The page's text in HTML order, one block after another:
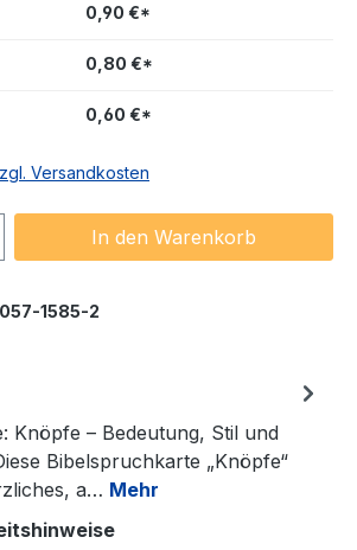
0,90 €*
0,80 €*
0,60 €*
Versandkosten
Gib den
In den Warenkorb
1585-2
Knöpfe – Bedeutung, Stil und
Bibelspruchkarte „Knöpfe“
a… Mehr